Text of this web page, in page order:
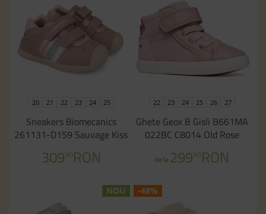
20 21 22 23 24 25
Sneakers Biomecanics
261131-D159 Sauvage Kiss
30990RON
22 23 24 25 26 27
Ghete Geox B Gisli B661MA
022BC C8014 Old Rose
de la 29990RON
NOU -48%